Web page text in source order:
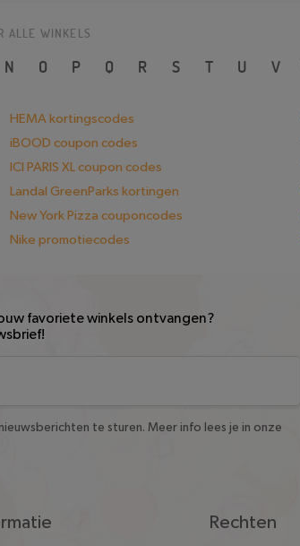
ALLE WINKELS
N O P Q R S T U V
HEMA kortingscodes
iBOOD coupon codes
ICI PARIS XL coupon codes
Landal GreenParks kortingen
New York Pizza couponcodes
Nike promotiecodes
favoriete winkels ontvangen?
te sturen. Meer info lees je in onze
Rechten